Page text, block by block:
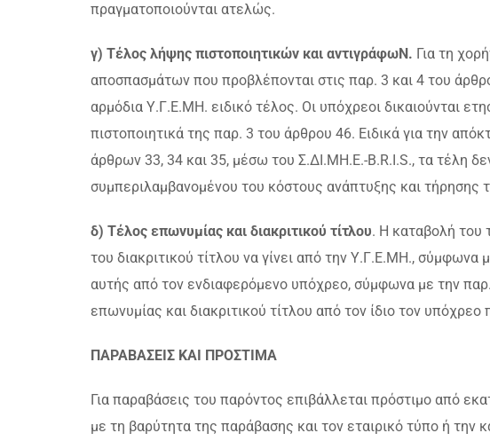
πραγματοποιούνται ατελώς.
γ) Τέλος λήψης πιστοποιητικών και αντιγράφωΝ. Για τη
αποσπασμάτων που προβλέπονται στις παρ. 3 και 4 του
αρμόδια Υ.Γ.Ε.ΜΗ. ειδικό τέλος. Οι υπόχρεοι δικαιούνται
πιστοποιητικά της παρ. 3 του άρθρου 46. Ειδικά για την
άρθρων 33, 34 και 35, μέσω του Σ.ΔΙ.ΜΗ.Ε.-B.R.I.S., τα τέλη
συμπεριλαμβανομένου του κόστους ανάπτυξης και
δ) Τέλος επωνυμίας και διακριτικού τίτλου. Η καταβολή του
του διακριτικού τίτλου να γίνει από την Υ.Γ.Ε.ΜΗ.,
αυτής από τον ενδιαφερόμενο υπόχρεο, σύμφωνα με την
επωνυμίας και διακριτικού τίτλου από τον ίδιο τον
ΠΑΡΑΒΑΣΕΙΣ ΚΑΙ ΠΡΟΣΤΙΜΑ
Για παραβάσεις του παρόντος επιβάλλεται πρόστιμο από
με τη βαρύτητα της παράβασης και τον εταιρικό τύπο ή